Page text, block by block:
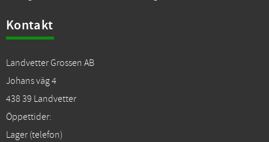
Kontakt
Landvetter Grossen AB
Johans väg 4
438 39 Landvetter
Öppettider:
Lager (telefon)